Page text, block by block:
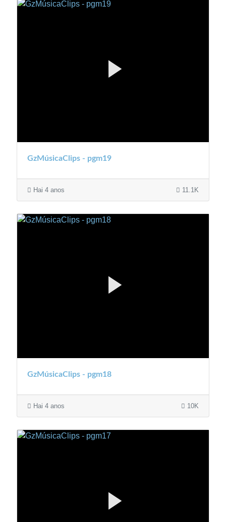
GzMúsicaClips - pgm19
Hai 4 anos 11.1K
GzMúsicaClips - pgm18
Hai 4 anos 10K